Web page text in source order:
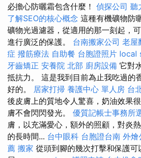
必擔心防曬霜包含什麼！ 偵探公司 聽
了解SEO的核心概念 這種有機礦物防
礦物光過濾器，從適用的那一刻起，
進行廣泛的保護。 台南搬家公司 老屋
症 撥筋療法 自助餐 台胞證照片 local
牙齒矯正 安養院 北部 廚房設備 它對
抵抗力。 這是我到目前為止我吃過的
好的。 居家打掃 養護中心 單人房 台
後皮膚上的質地令人驚喜，奶油效果
膚不會閃閃發光。 優質記帳士事務所
膚，以充滿愛心，額外的照顧，對炎
的長時間... 台中眼科 台胞證台南 外燴
薦 搬家 從頭到腳的幾次打擊和保護可